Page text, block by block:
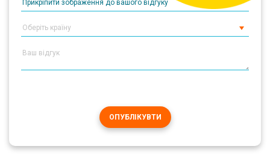
Прикріпити зображення до вашого відгуку
ОПУБЛІКУВТИ